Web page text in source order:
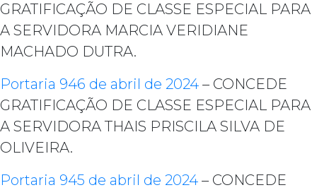
GRATIFICAÇÃO DE CLASSE ESPECIAL PARA
A SERVIDORA MARCIA VERIDIANE
MACHADO DUTRA.
Portaria 946 de abril de 2024 – CONCEDE
GRATIFICAÇÃO DE CLASSE ESPECIAL PARA
A SERVIDORA THAIS PRISCILA SILVA DE
OLIVEIRA.
Portaria 945 de abril de 2024 – CONCEDE